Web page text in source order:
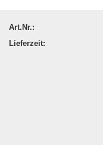
Art.Nr.:
Lieferzeit: